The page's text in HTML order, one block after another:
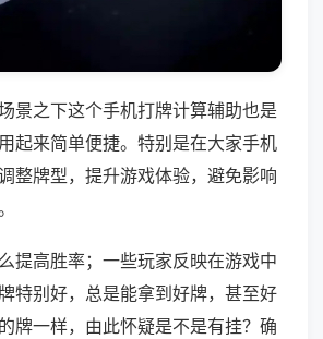
景之下这个手机打牌计算辅助也是
起来简单便捷。特别是在大家手机
整牌型，提升游戏体验，避免影响
提高胜率；一些玩家反映在游戏中
特别好，总是能拿到好牌，甚至好
牌一样，由此怀疑是不是有挂？确